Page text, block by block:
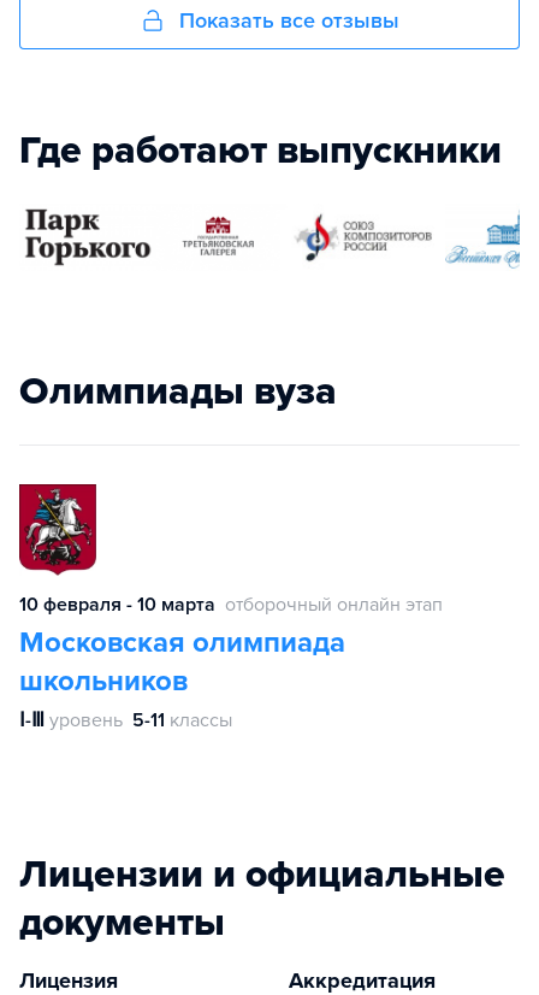
Показать все отзывы
Где работают выпускники
Олимпиады вуза
10 февраля - 10 марта отборочный онлайн этап
Московская олимпиада
школьников
Ⅰ-Ⅲ уровень 5-11 классы
Лицензии и официальные
документы
Лицензия Аккредитация